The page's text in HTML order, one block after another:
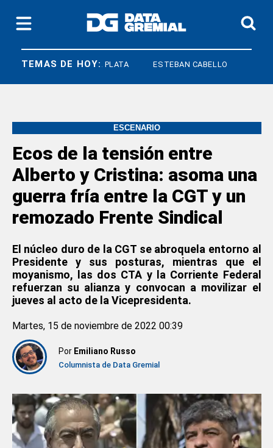
TEMAS DE HOY:
MAR DEL PLATA ESTEBAN CABELLO
ESCENARIO
Ecos de la tensión entre
Alberto y Cristina: asoma una
guerra fría entre la CGT y un
remozado Frente Sindical
El núcleo duro de la CGT se abroquela entorno al
Presidente y sus posturas, mientras que el
moyanismo, las dos CTA y la Corriente Federal
refuerzan su alianza y convocan a movilizar el
jueves al acto de la Vicepresidenta.
Por Emiliano Russo
Columnista de Data Gremial
Martes, 15 de noviembre de 2022 00:39